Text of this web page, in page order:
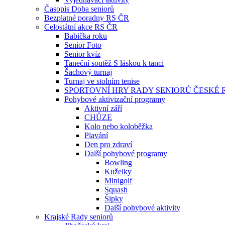
Časopis Doba seniorů
Bezplatné poradny RS ČR
Celostátní akce RS ČR
Babička roku
Senior Foto
Senior kvíz
Taneční soutěž S láskou k tanci
Šachový turnaj
Turnaj ve stolním tenise
SPORTOVNÍ HRY RADY SENIORŮ ČESKÉ
Pohybové aktivizační programy
Aktivní září
CHŮZE
Kolo nebo koloběžka
Plavání
Den pro zdraví
Další pohybové programy
Bowling
Kuželky
Minigolf
Squash
Šipky
Další pohybové aktivity
Krajské Rady seniorů